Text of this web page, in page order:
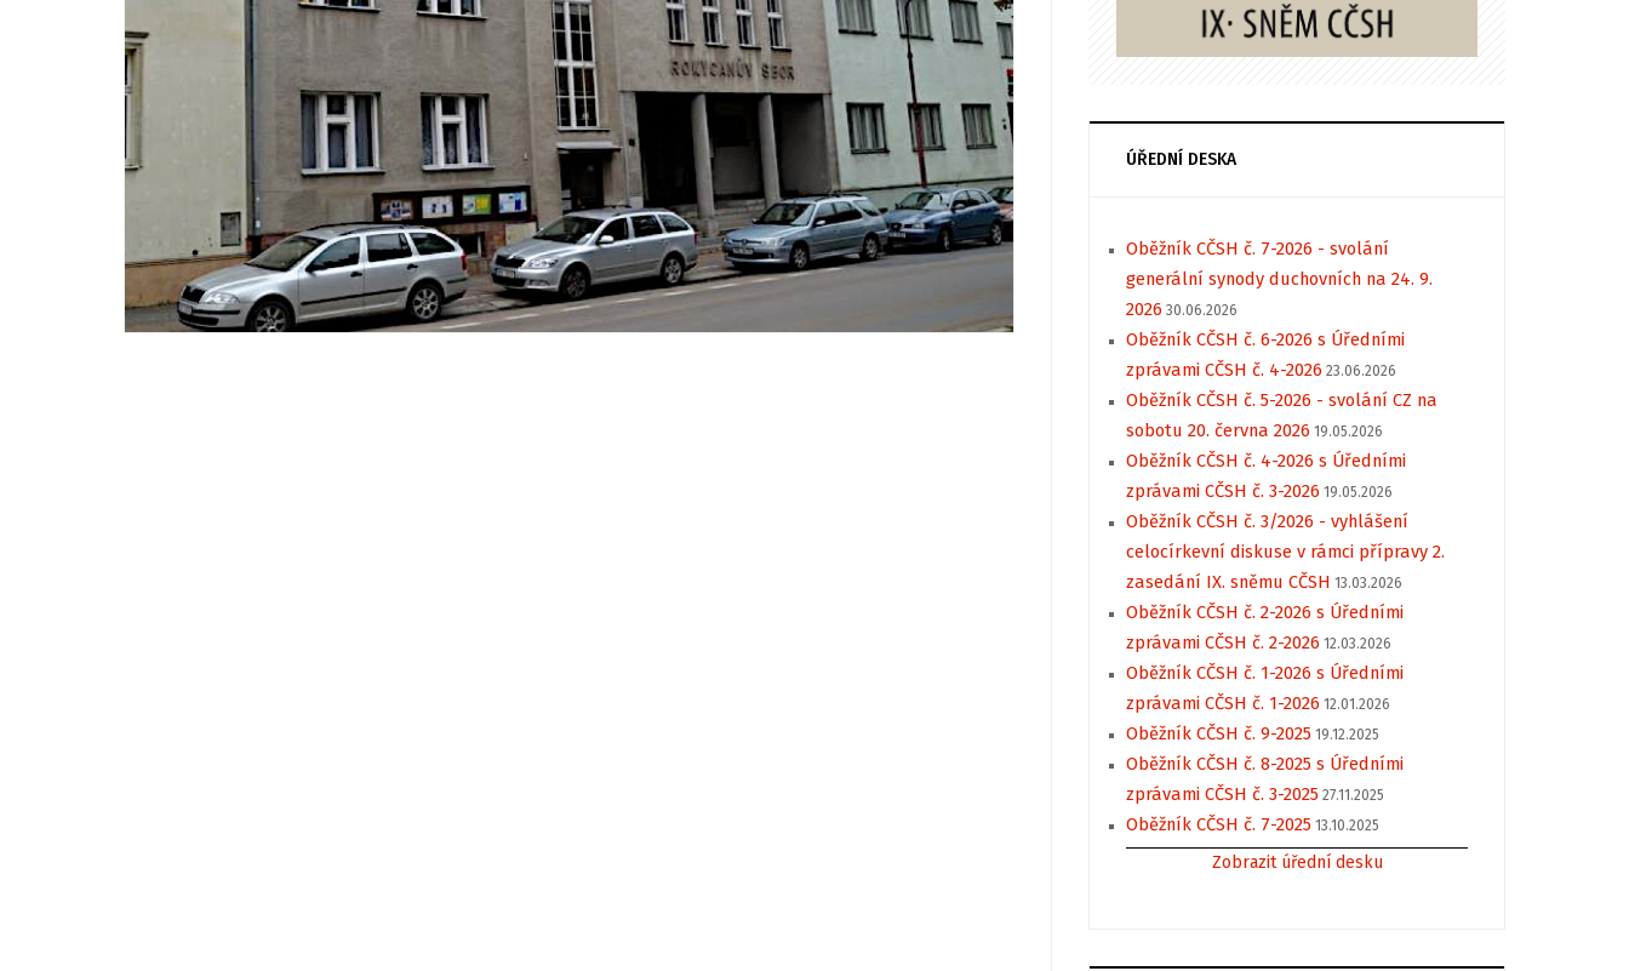
ÚŘEDNÍ DESKA
Oběžník CČSH č. 7-2026 - svolání
generální synody duchovních na 24. 9.
2026 30.06.2026
Oběžník CČSH č. 6-2026 s Úředními
zprávami CČSH č. 4-2026 23.06.2026
Oběžník CČSH č. 5-2026 - svolání CZ na
sobotu 20. června 2026 19.05.2026
Oběžník CČSH č. 4-2026 s Úředními
zprávami CČSH č. 3-2026 19.05.2026
Oběžník CČSH č. 3/2026 - vyhlášení
celocírkevní diskuse v rámci přípravy 2.
zasedání IX. sněmu CČSH 13.03.2026
Oběžník CČSH č. 2-2026 s Úředními
zprávami CČSH č. 2-2026 12.03.2026
Oběžník CČSH č. 1-2026 s Úředními
zprávami CČSH č. 1-2026 12.01.2026
Oběžník CČSH č. 9-2025 19.12.2025
Oběžník CČSH č. 8-2025 s Úředními
zprávami CČSH č. 3-2025 27.11.2025
Oběžník CČSH č. 7-2025 13.10.2025
Zobrazit úřední desku